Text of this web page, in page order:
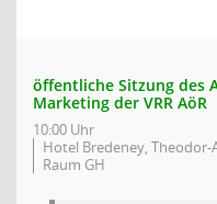
öffentliche Sitzung des
Marketing der VRR AöR
10:00 Uhr
Hotel Bredeney, Theodor-
Raum GH